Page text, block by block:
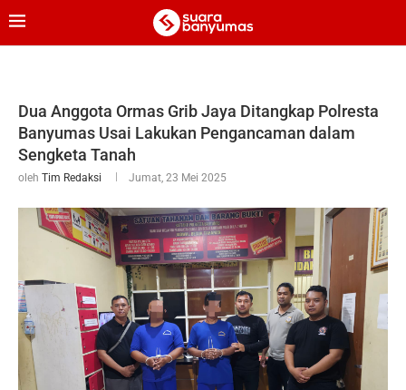
Dua Anggota Ormas Grib Jaya Ditangkap Polresta
Banyumas Usai Lakukan Pengancaman dalam
Sengketa Tanah
oleh Tim Redaksi Jumat, 23 Mei 2025